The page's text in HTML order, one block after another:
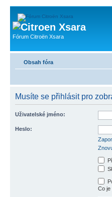
Fórum Citroën Xsara
Obsah fóra
Musíte se přihlásit pro
Uživatelské jméno:
Heslo:
Co je